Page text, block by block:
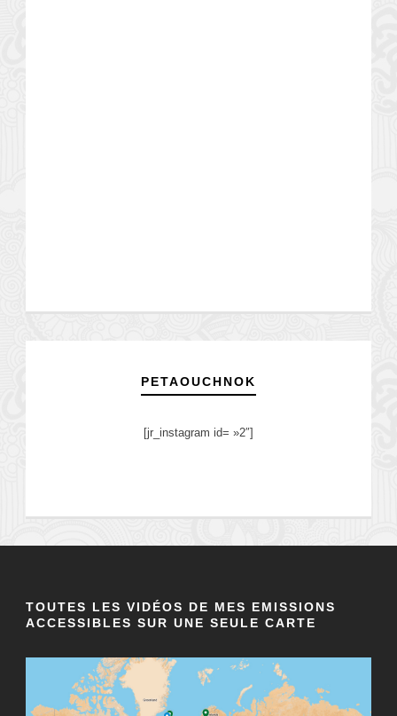
PETAOUCHNOK
[jr_instagram id= »2″]
TOUTES LES VIDÉOS DE MES EMISSIONS
ACCESSIBLES SUR UNE SEULE CARTE